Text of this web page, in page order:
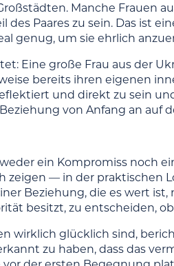
Manche Frauen
des Paares zu sein. Das ist
genug, um sie ehrlich
Eine große Frau aus der
bereits ihren eigenen
und direkt zu sein
von Anfang an auf
ein Kompromiss noch
zeigen — in der praktischen
Beziehung, die es wert
besitzt, zu entscheiden,
wirklich glücklich sind,
zu haben, dass das